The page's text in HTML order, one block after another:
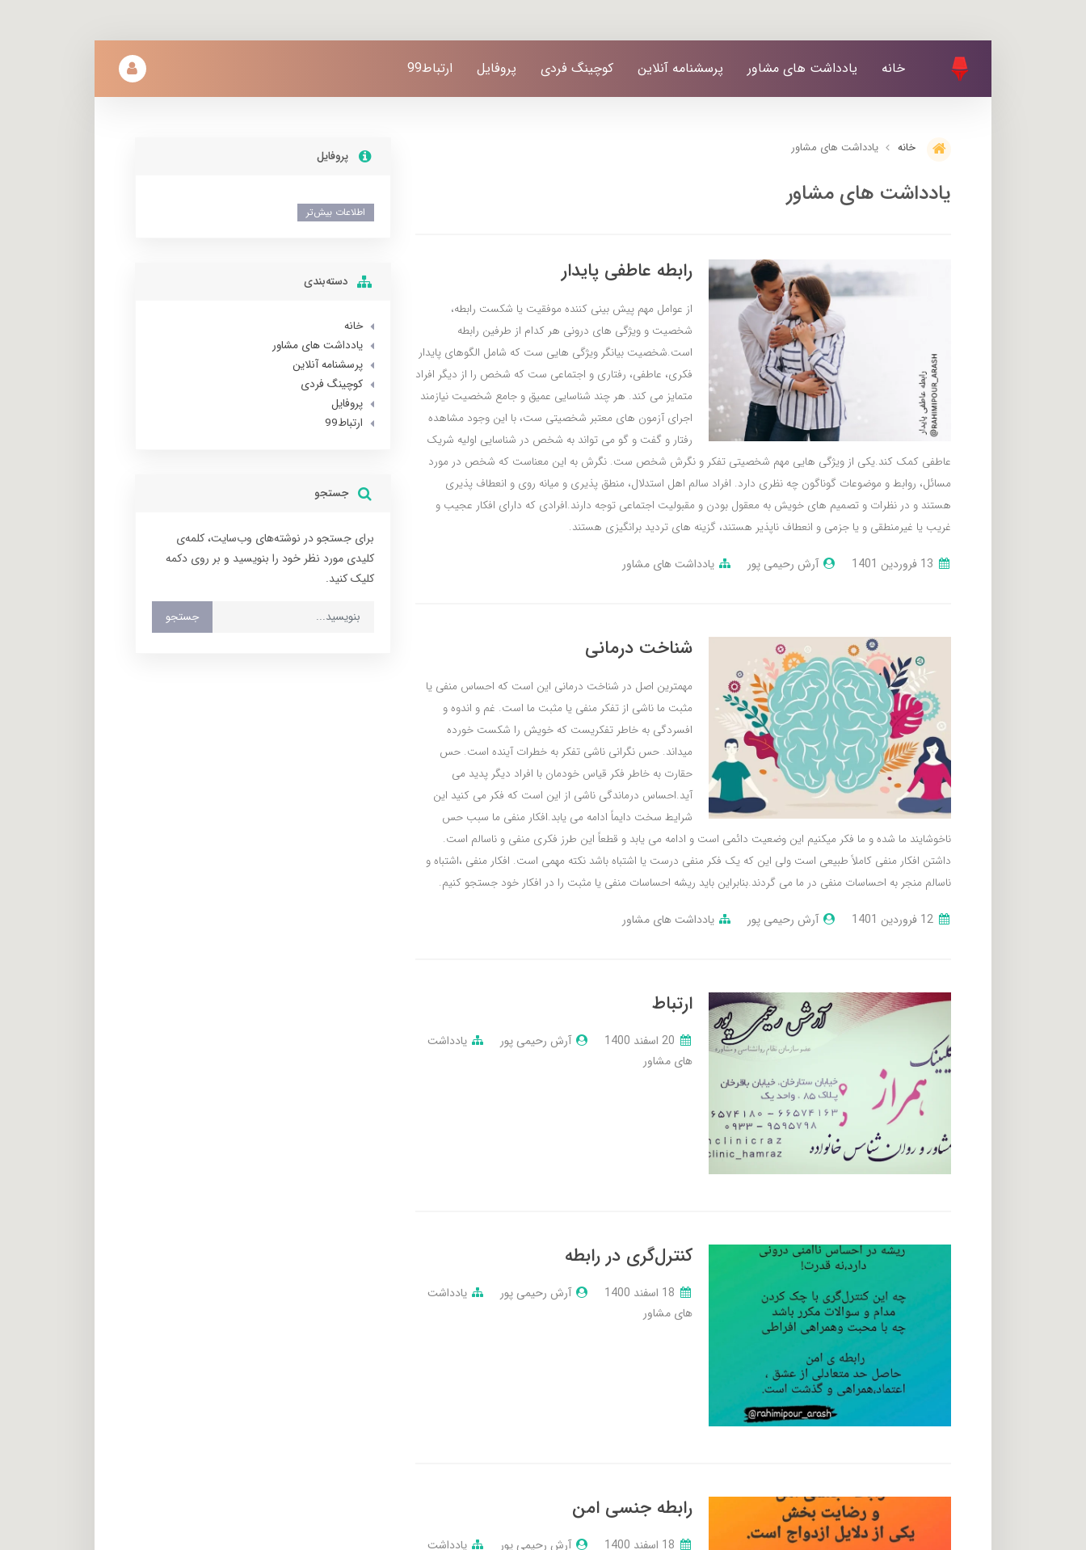
خانه یادداشت های مشاور پرسشنامه آنلاین کوچینگ فردی پروفایل ارتباط99
خانه یادداشت های مشاور
یادداشت های مشاور
رابطه عاطفی پایدار
از عوامل مهم پیش بینی کننده موفقیت یا شکست رابطه،
شخصیت و ویژگی های درونی هر کدام از طرفین رابطه
است.شخصیت بیانگر ویژگی هایی ست که شامل الگوهای پایدار
فکری، عاطفی، رفتاری و اجتماعی ست که شخص را از دیگر افراد
متمایز می کند. هر چند شناسایی عمیق و جامع شخصیت نیازمند
اجرای آزمون های معتبر شخصیتی ست، با این وجود مشاهده
رفتار و گفت و گو می تواند به شخص در شناسایی اولیه شریک
عاطفی کمک کند.یکی از ویژگی هایی مهم شخصیتی تفکر و نگرش شخص ست. نگرش به این معناست که شخص در مورد
مسائل، روابط و موضوعات گوناگون چه نظری دارد. افراد سالم اهل استدلال، منطق پذیری و میانه روی و انعطاف پذیری
هستند و در نظرات و تصمیم های خویش به معقول بودن و مقبولیت اجتماعی توجه دارند.افرادی که دارای افکار عجیب و
غریب یا غیرمنطقی و یا جزمی و انعطاف ناپذیر هستند، گزینه های تردید برانگیزی هستند.
آرش رحیمی پور یادداشت های مشاور
شناخت درمانی
مهمترین اصل در شناخت درمانی این است که احساس منفی یا
مثبت ما ناشی از تفکر منفی یا مثبت ما است. غم و اندوه و
افسردگی به خاطر تفکریست که خویش را شکست خورده
میداند. حس نگرانی ناشی تفکر به خطرات آينده است. حس
حقارت به خاطر فکر قیاس خودمان با افراد دیگر پدید می
آید.احساس درماندگی ناشی از این است که فکر می کنید این
شرایط سخت دایماً ادامه می یابد.افکار منفی ما سبب حس
ناخوشایند ما شده و ما فکر میکنیم این وضعیت دائمی است و ادامه می یابد و قطعاً این طرز فکری منفی و ناسالم است.
داشتن افکار منفی کاملاً طبیعی است ولی این که یک فکر منفی درست یا اشتباه باشد نکته مهمی است. افکار منفی ،اشتباه و
ناسالم منجر به احساسات منفی در ما می گردند.بنابراين باید ریشه احساسات منفی یا مثبت را در افکار خود جستجو کنیم.
آرش رحیمی پور یادداشت های مشاور
ارتباط
آرش رحیمی پور
یادداشت
های مشاور
کنترل‌گری در رابطه
آرش رحیمی پور
یادداشت
های مشاور
رابطه جنسی امن
آرش رحیمی پور
یادداشت
پروفایل
اطلاعات بیش‌تر
دسته‌بندی
خانه
یادداشت های مشاور
پرسشنامه آنلاین
کوچینگ فردی
پروفایل
ارتباط99
جستجو
برای جستجو در نوشته‌های وب‌سایت، کلمه‌ی
کلیدی مورد نظر خود را بنویسید و بر روی دکمه
کلیک کنید.
جستجو